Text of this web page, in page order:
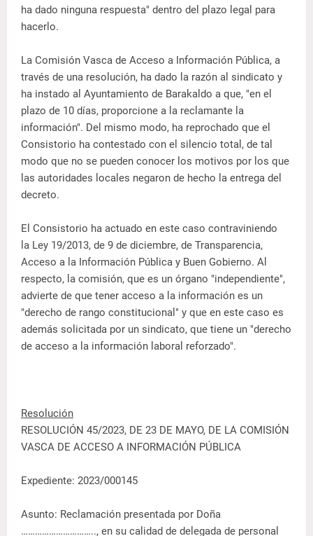
ha dado ninguna respuesta" dentro del plazo legal para
hacerlo.
La Comisión Vasca de Acceso a Información Pública, a
través de una resolución, ha dado la razón al sindicato y
ha instado al Ayuntamiento de Barakaldo a que, "en el
plazo de 10 días, proporcione a la reclamante la
información". Del mismo modo, ha reprochado que el
Consistorio ha contestado con el silencio total, de tal
modo que no se pueden conocer los motivos por los que
las autoridades locales negaron de hecho la entrega del
decreto.
El Consistorio ha actuado en este caso contraviniendo
la Ley 19/2013, de 9 de diciembre, de Transparencia,
Acceso a la Información Pública y Buen Gobierno. Al
respecto, la comisión, que es un órgano "independiente",
advierte de que tener acceso a la información es un
"derecho de rango constitucional" y que en este caso es
además solicitada por un sindicato, que tiene un "derecho
de acceso a la información laboral reforzado".
Resolución
RESOLUCIÓN 45/2023, DE 23 DE MAYO, DE LA COMISIÓN
VASCA DE ACCESO A INFORMACIÓN PÚBLICA
Expediente: 2023/000145
Asunto: Reclamación presentada por Doña
………………………….., en su calidad de delegada de personal